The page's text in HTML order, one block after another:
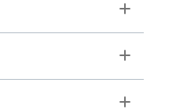
Toggle
Toggle
Toggle